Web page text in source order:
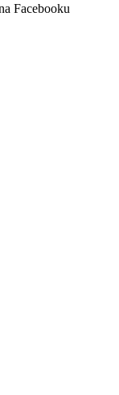
Facebooku